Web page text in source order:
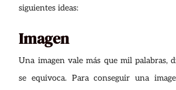
siguientes ideas:
Imagen
Una imagen vale más que mil palabras,
se equivoca. Para conseguir una